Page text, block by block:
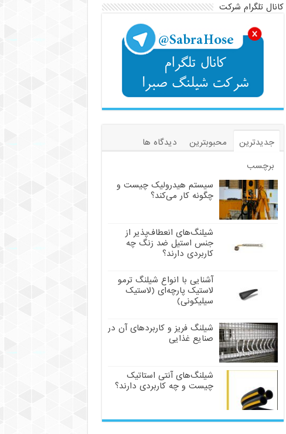
کانال تلگرام شرکت
جدیدترین محبوبترین
دیدگاه ها
برچسب
سیستم هیدرولیک چیست و
چگونه کار می‌کند؟
شیلنگ‌های انعطاف‌پذیر از
جنس استیل ضد زنگ چه
کاربردی دارند؟
آشنایی با انواع شیلنگ ترمو
لاستیک پارچه‌ای (لاستیک
سیلیکونی)
شیلنگ فریز و کاربردهای آن در
صنایع غذایی
شیلنگ‌های آنتی استاتیک
چیست و چه کاربردی دارند؟